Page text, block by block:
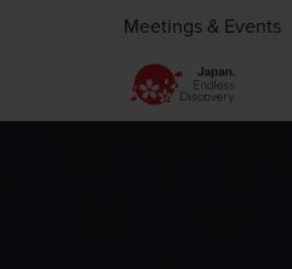
Meetings & Events